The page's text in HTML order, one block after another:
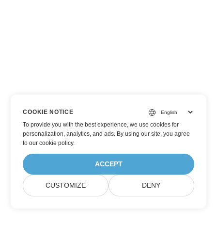
COOKIE NOTICE
To provide you with the best experience, we use cookies for
personalization, analytics, and ads. By using our site, you agree
toour cookie policy.
ACCEPT
CUSTOMIZE DENY